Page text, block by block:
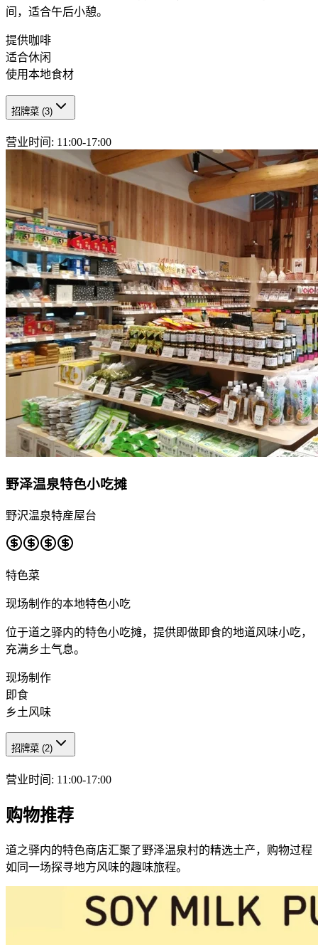
间，适合午后小憩。
提供咖啡
适合休闲
使用本地食材
招牌菜 (3)
营业时间 : 11:00-17:00
野泽温泉特色小吃摊
野沢温泉特産屋台
特色菜
现场制作的本地特色小吃
位于道之驿内的特色小吃摊，提供即做即食的地道风味小吃，
充满乡土气息。
现场制作
即食
乡土风味
招牌菜 (2)
营业时间 : 11:00-17:00
购物推荐
道之驿内的特色商店汇聚了野泽温泉村的精选土产，购物过程
如同一场探寻地方风味的趣味旅程。